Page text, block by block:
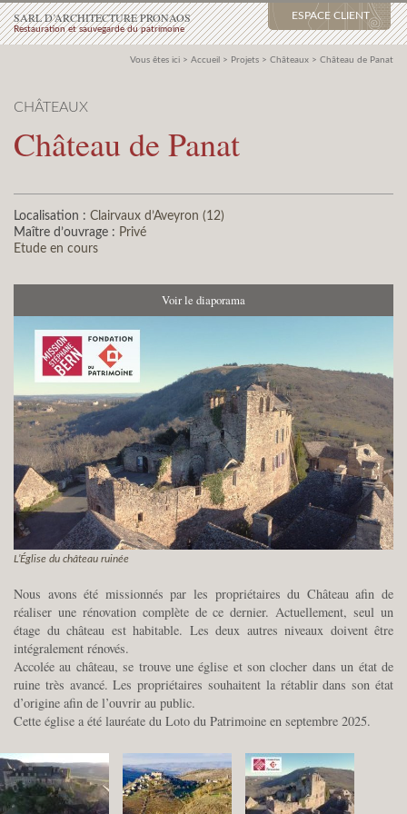
ESPACE CLIENT
SARL D’ARCHITECTURE PRONAOS
Restauration et sauvegarde du patrimoine
Vous êtes ici > Accueil > Projets > Châteaux > Château de Panat
CHÂTEAUX
Château de Panat
Localisation : Clairvaux d’Aveyron (12)
Maître d’ouvrage : Privé
Etude en cours
Voir le diaporama
L’Église du château ruinée
Nous avons été missionnés par les propriétaires du Château afin de
réaliser une rénovation complète de ce dernier. Actuellement, seul un
étage du château est habitable. Les deux autres niveaux doivent être
intégralement rénovés.
Accolée au château, se trouve une église et son clocher dans un état de
ruine très avancé. Les propriétaires souhaitent la rétablir dans son état
d’origine afin de l’ouvrir au public.
Cette église a été lauréate du Loto du Patrimoine en septembre 2025.